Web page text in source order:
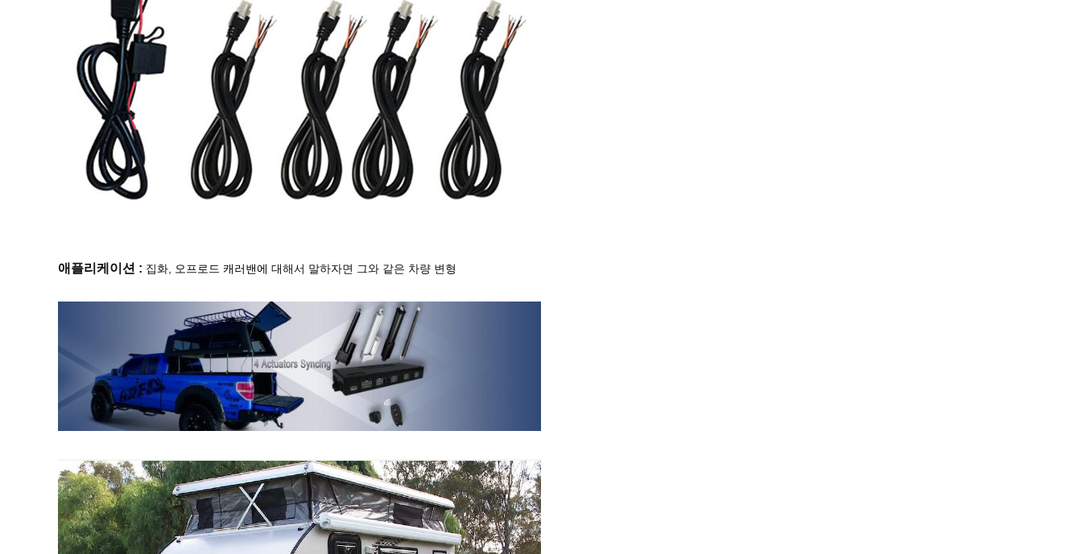
애플리케이션 : 집화, 오프로드 캐러밴에 대해서 말하자면 그와 같은 차량 변형